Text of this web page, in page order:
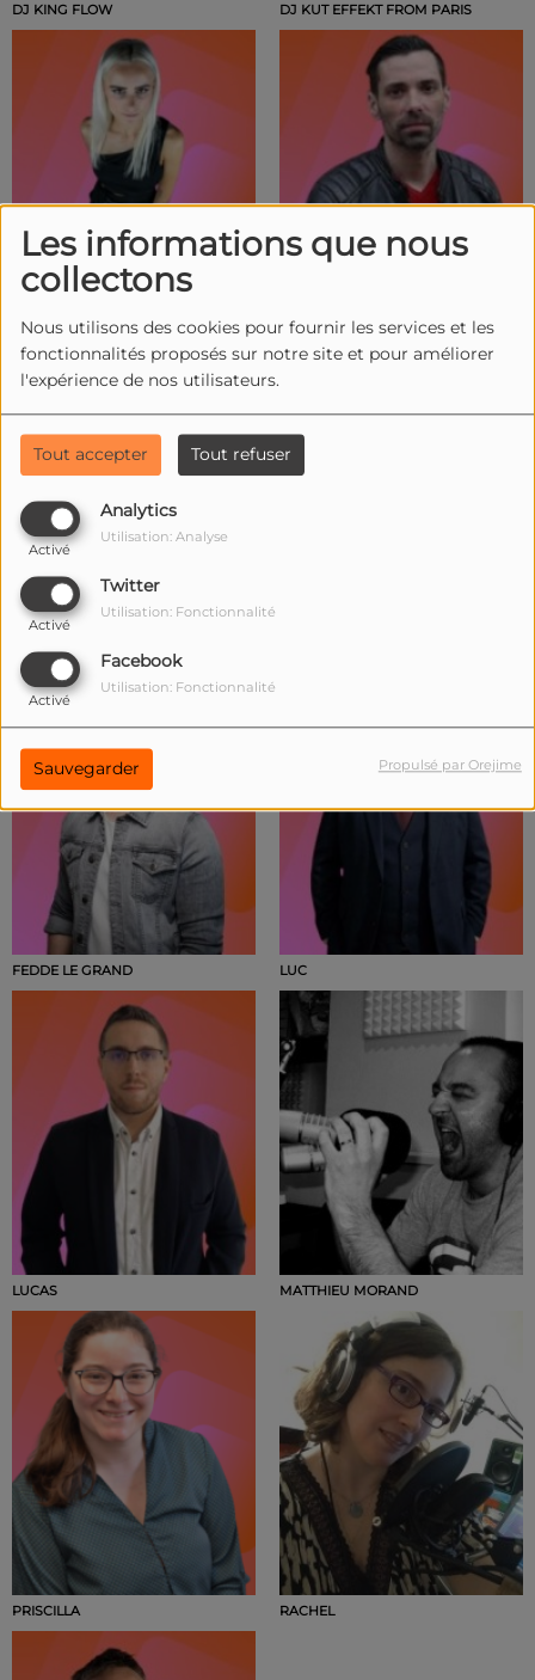
Les informations que nous
collectons
Nous utilisons des cookies pour fournir les services et les
fonctionnalités proposés sur notre site et pour améliorer
l'expérience de nos utilisateurs.
Tout accepter Tout refuser
Analytics
Activé
Utilisation: Analyse
Twitter
Activé
Utilisation: Fonctionnalité
Facebook
Activé
Utilisation: Fonctionnalité
Sauvegarder Propulsé par Orejime
DJ KING FLOW DJ KUT EFFEKT FROM PARIS
DJ OSKANA DJ PRADA
DJ TIËSTO
FEDDE LE GRAND LUC
LUCAS MATTHIEU MORAND
PRISCILLA RACHEL